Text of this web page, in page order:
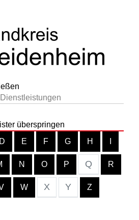
Dienstleistungen
überspringen
D E F G H
N O P Q R
W X Y Z